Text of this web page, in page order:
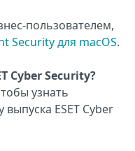
пользователем,
Security для macOS.
Cyber Security?
узнать
ESET Cyber